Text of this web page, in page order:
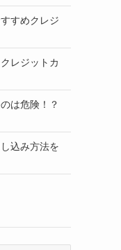
すめクレジ
レジットカ
は危険！？
込み方法を